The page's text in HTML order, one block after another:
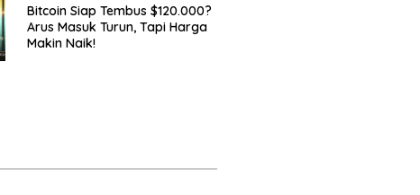
Bitcoin Siap Tembus $120.000?
Arus Masuk Turun, Tapi Harga
Makin Naik!